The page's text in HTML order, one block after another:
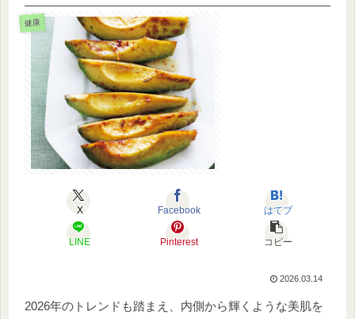
健康
X Facebook はてブ
LINE Pinterest コピー
2026.03.14
2026年のトレンドも踏まえ、内側から輝くような美肌を